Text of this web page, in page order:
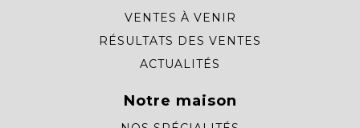
VENTES À VENIR
RÉSULTATS DES VENTES
ACTUALITÉS
Notre maison